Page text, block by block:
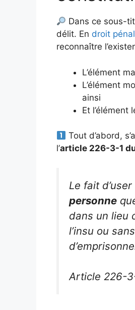
Dans ce sous-
délit. En droit pénal
reconnaître
L’élément
L’élément
ainsi
Et l’élément
Tout d’abord,
l’article 226-3-1
Le fait
personne
dans un lieu
l’insu ou
Article 226-